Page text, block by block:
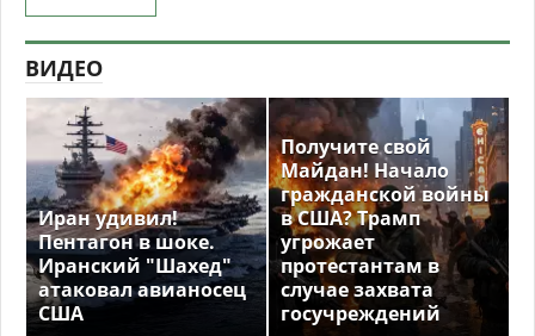
ВИДЕО
Иран удивил!
Пентагон в шоке.
Иранский "Шахед"
атаковал авианосец
США
Получите свой
Майдан! Начало
гражданской войны
в США? Трамп
угрожает
протестантам в
случае захвата
госучреждений